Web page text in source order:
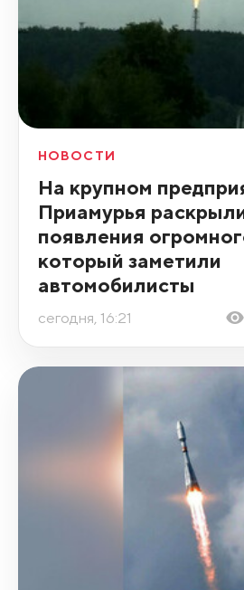
НОВОСТИ
На крупном
Приамурья
появления
который заметили
автомобилисты
сегодня, 16:21